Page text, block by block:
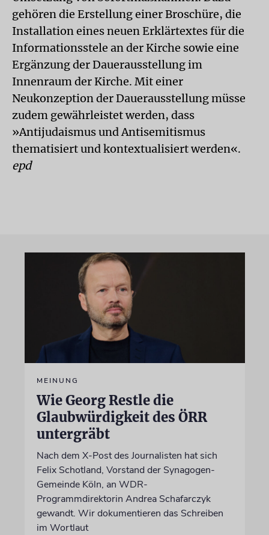
gehören die Erstellung einer Broschüre, die
Installation eines neuen Erklärtextes für die
Informationsstele an der Kirche sowie eine
Ergänzung der Dauerausstellung im
Innenraum der Kirche. Mit einer
Neukonzeption der Dauerausstellung müsse
zudem gewährleistet werden, dass
»Antijudaismus und Antisemitismus
thematisiert und kontextualisiert werden«.
epd
MEINUNG
Wie Georg Restle die
Glaubwürdigkeit des ÖRR
untergräbt
Nach dem X-Post des Journalisten hat sich
Felix Schotland, Vorstand der Synagogen-
Gemeinde Köln, an WDR-
Programmdirektorin Andrea Schafarczyk
gewandt. Wir dokumentieren das Schreiben
im Wortlaut